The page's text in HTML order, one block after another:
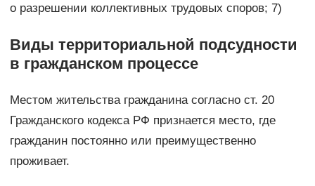
о разрешении коллективных трудовых споров; 7)
Виды территориальной подсудности
в гражданском процессе
Местом жительства гражданина согласно ст. 20
Гражданского кодекса РФ признается место, где
гражданин постоянно или преимущественно
проживает.